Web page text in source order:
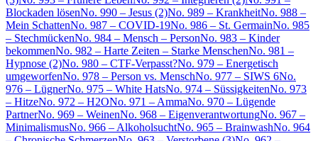
Blockaden lösenNo. 990 – Jesus (2)No. 989 – KrankheitNo. 988 –
Mein SchattenNo. 987 – COVID-19No. 986 – St. GermainNo. 985
– StechmückenNo. 984 – Mensch – PersonNo. 983 – Kinder
bekommenNo. 982 – Harte Zeiten – Starke MenschenNo. 981 –
Hypnose (2)No. 980 – CTF-Verpasst?No. 979 – Energetisch
umgeworfenNo. 978 – Person vs. MenschNo. 977 – SIWS 6No.
976 – LügnerNo. 975 – White HatsNo. 974 – SüssigkeitenNo. 973
– HitzeNo. 972 – H2ONo. 971 – AmmaNo. 970 – Lügende
PartnerNo. 969 – WeinenNo. 968 – EigenverantwortungNo. 967 –
MinimalismusNo. 966 – AlkoholsuchtNo. 965 – BrainwashNo. 964